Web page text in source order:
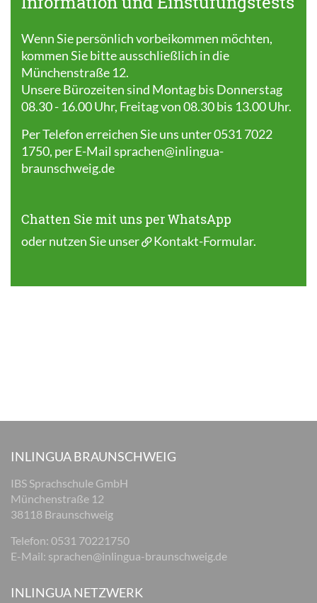
Wenn Sie persönlich vorbeikommen möchten,
kommen Sie bitte ausschließlich in die
Münchenstraße 12.
Unsere Bürozeiten sind Montag bis Donnerstag
08.30 - 16.00 Uhr, Freitag von 08.30 bis 13.00 Uhr.
Per Telefon erreichen Sie uns unter 0531 7022
1750, per E-Mail sprachen@inlingua-
braunschweig.de
Chatten Sie mit uns per WhatsApp
oder nutzen Sie unser Kontakt-Formular.
INLINGUA BRAUNSCHWEIG
IBS Sprachschule GmbH
Münchenstraße 12
38118 Braunschweig
Telefon: 0531 70221750
E-Mail: sprachen@inlingua-braunschweig.de
INLINGUA NETZWERK